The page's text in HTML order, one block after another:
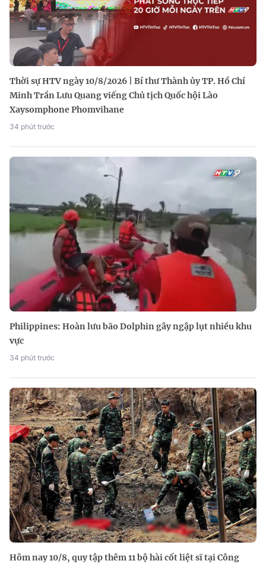
Thời sự HTV ngày 10/8/2026 | Bí thư Thành ủy TP. Hồ Chí
Minh Trần Lưu Quang viếng Chủ tịch Quốc hội Lào
Xaysomphone Phomvihane
34 phút trước
Philippines: Hoàn lưu bão Dolphin gây ngập lụt nhiều khu
vực
34 phút trước
Hôm nay 10/8, quy tập thêm 11 bộ hài cốt liệt sĩ tại Công